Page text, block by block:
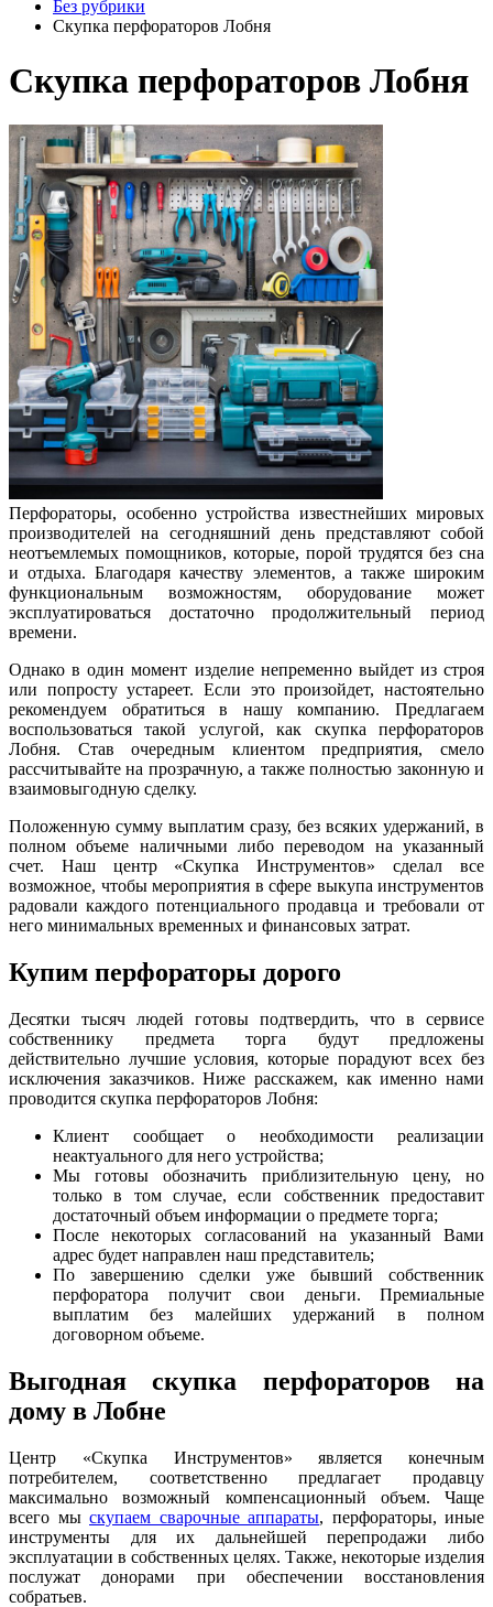
Без рубрики
Скупка перфораторов Лобня
Скупка перфораторов Лобня
Перфораторы, особенно устройства известнейших мировых
производителей на сегодняшний день представляют собой
неотъемлемых помощников, которые, порой трудятся без сна
и отдыха. Благодаря качеству элементов, а также широким
функциональным возможностям, оборудование может
эксплуатироваться достаточно продолжительный период
времени.
Однако в один момент изделие непременно выйдет из строя
или попросту устареет. Если это произойдет, настоятельно
рекомендуем обратиться в нашу компанию. Предлагаем
воспользоваться такой услугой, как скупка перфораторов
Лобня. Став очередным клиентом предприятия, смело
рассчитывайте на прозрачную, а также полностью законную и
взаимовыгодную сделку.
Положенную сумму выплатим сразу, без всяких удержаний, в
полном объеме наличными либо переводом на указанный
счет. Наш центр «Скупка Инструментов» сделал все
возможное, чтобы мероприятия в сфере выкупа инструментов
радовали каждого потенциального продавца и требовали от
него минимальных временных и финансовых затрат.
Купим перфораторы дорого
Десятки тысяч людей готовы подтвердить, что в сервисе
собственнику предмета торга будут предложены
действительно лучшие условия, которые порадуют всех без
исключения заказчиков. Ниже расскажем, как именно нами
проводится скупка перфораторов Лобня:
Клиент сообщает о необходимости реализации
неактуального для него устройства;
Мы готовы обозначить приблизительную цену, но
только в том случае, если собственник предоставит
достаточный объем информации о предмете торга;
После некоторых согласований на указанный Вами
адрес будет направлен наш представитель;
По завершению сделки уже бывший собственник
перфоратора получит свои деньги. Премиальные
выплатим без малейших удержаний в полном
договорном объеме.
Выгодная скупка перфораторов на
дому в Лобне
Центр «Скупка Инструментов» является конечным
потребителем, соответственно предлагает продавцу
максимально возможный компенсационный объем. Чаще
всего мы скупаем сварочные аппараты, перфораторы, иные
инструменты для их дальнейшей перепродажи либо
эксплуатации в собственных целях. Также, некоторые изделия
послужат донорами при обеспечении восстановления
собратьев.